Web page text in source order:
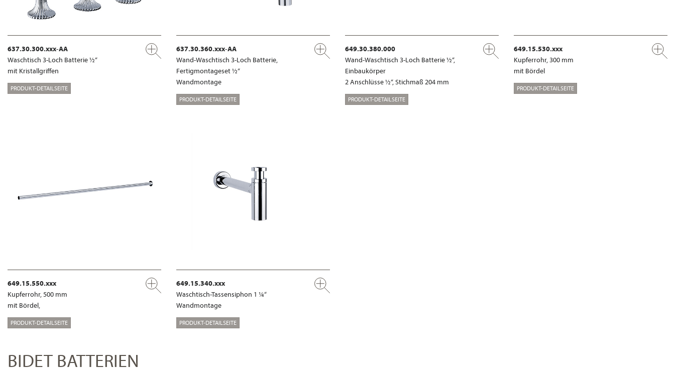
637.30.300.xxx-AA
Waschtisch 3-Loch Batterie ½“
mit Kristallgriffen
PRODUKT-DETAILSEITE
637.30.360.xxx-AA
Wand-Waschtisch 3-Loch Batterie,
Fertigmontageset ½“
Wandmontage
PRODUKT-DETAILSEITE
649.30.380.000
Wand-Waschtisch 3-Loch Batterie ½“,
Einbaukörper
2 Anschlüsse ½“, Stichmaß 204 mm
PRODUKT-DETAILSEITE
649.15.530.xxx
Kupferrohr, 300 mm
mit Bördel
PRODUKT-DETAILSEITE
649.15.550.xxx
Kupferrohr, 500 mm
mit Bördel,
PRODUKT-DETAILSEITE
649.15.340.xxx
Waschtisch-Tassensiphon 1 ¼“
Wandmontage
PRODUKT-DETAILSEITE
BIDET BATTERIEN